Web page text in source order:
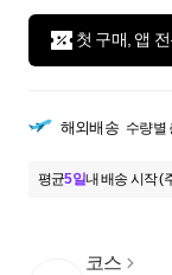
첫 구매, 앱
해외배송 수량별
평균5일내 배송 시작 (
코스